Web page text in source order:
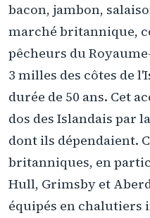
bacon, jambon,
marché britannique,
pêcheurs du
3 milles des côtes de
durée de 50 ans. Cet
dos des Islandais par
dont ils dépendaient.
britanniques, en
Hull, Grimsby et
équipés en chalutiers